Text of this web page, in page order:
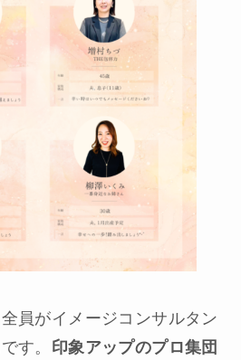
員がイメージコンサルタン
す。 印象アップのプロ集団